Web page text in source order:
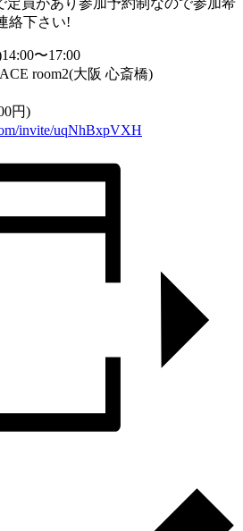
絡下さい!
〜17:00
room2(大阪 心斎橋)
円)
invite/uqNhBxpVXH